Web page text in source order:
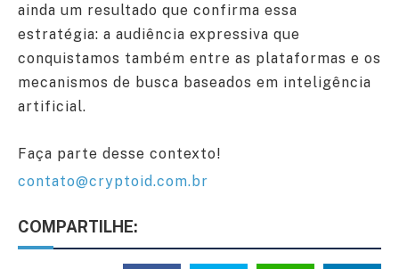
ainda um resultado que confirma essa
estratégia: a audiência expressiva que
conquistamos também entre as plataformas e os
mecanismos de busca baseados em inteligência
artificial.
Faça parte desse contexto!
contato@cryptoid.com.br
COMPARTILHE: